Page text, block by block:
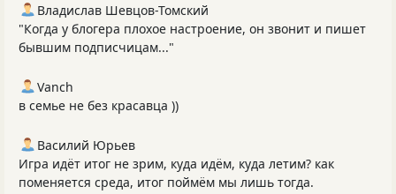
Владислав Шевцов-Томский
"Когда у блогера плохое настроение, он звонит и пишет
бывшим подписчицам..."
Vanch
в семье не без красавца ))
Василий Юрьев
Игра идёт итог не зрим, куда идём, куда летим? как
поменяется среда, итог поймём мы лишь тогда.